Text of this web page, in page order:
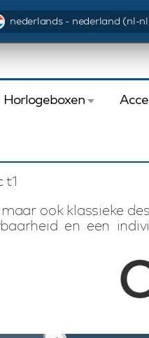
nederlands - nederland (nl-
Horlogeboxen
t1
ook klassieke
en een
uurwerk,
het gebruik van
prijs mogelijk.
man. Elk Ceramic
garantie.